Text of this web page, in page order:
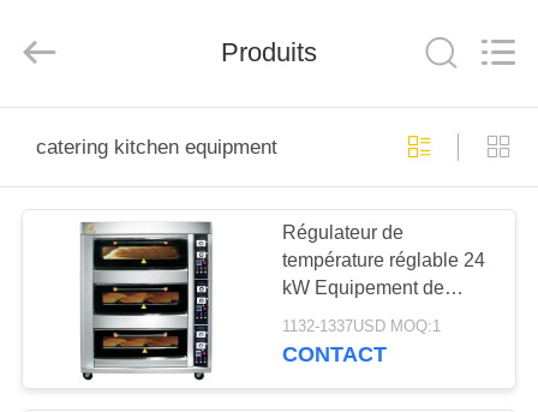
LA
MAISON
PRODUITS
VIDÉOS
Equipment
Produits
catering kitchen equipment
Régulateur de
température réglable 24
kW Equipement de
cuisson commercial au
gaz pour
1132-1337USD MOQ:1
CONTACT